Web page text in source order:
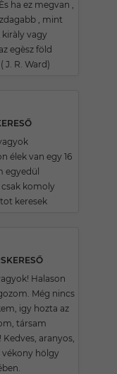
ha ez megvan ,
, mint
vagy
egèsz föld
J. R. Ward)
élek van egy 16
egyedül
komoly
keresek
Halason
Még nincs
igy hozta az
társam
Kedves, aranyos,
vékony hölgy